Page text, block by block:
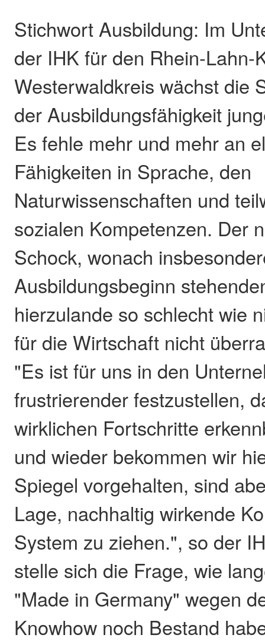
Stichwort Ausbildung: Im
der IHK für den Rhein-Lahn-
Westerwaldkreis wächst die
der Ausbildungsfähigkeit
Es fehle mehr und mehr an
Fähigkeiten in Sprache, den
Naturwissenschaften und
sozialen Kompetenzen. Der
Schock, wonach
Ausbildungsbeginn
hierzulande so schlecht wie
für die Wirtschaft nicht
"Es ist für uns in den
frustrierender festzustellen,
wirklichen Fortschritte
und wieder bekommen wir
Spiegel vorgehalten, sind
Lage, nachhaltig wirkende
System zu ziehen.", so der
stelle sich die Frage, wie
"Made in Germany" wegen
Knowhow noch Bestand